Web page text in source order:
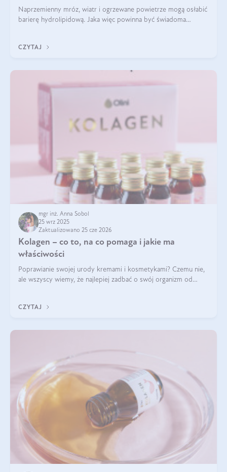
Naprzemienny mróz, wiatr i ogrzewane powietrze mogą osłabić
barierę hydrolipidową. Jaka więc powinna być świadoma
CZYTAJ
mgr inż. Anna Sobol
25 wrz 2025
Zaktualizowano 25 cze 2026
Kolagen – co to, na co pomaga i jakie ma
właściwości
Poprawianie swojej urody kremami i kosmetykami? Czemu nie,
ale wszyscy wiemy, że najlepiej zadbać o swój organizm od
wysokiej jakości suplem
CZYTAJ